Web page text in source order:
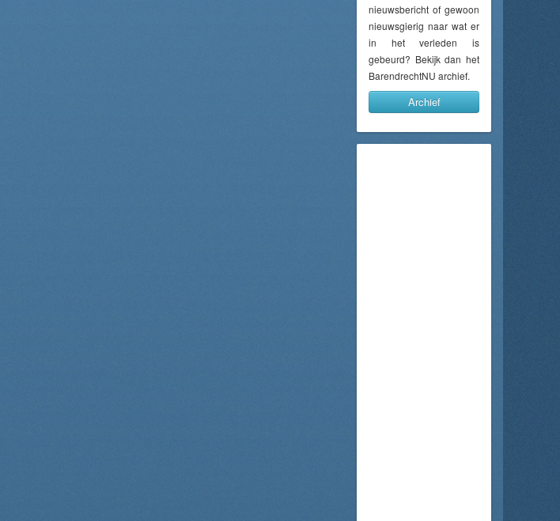
nieuwsbericht of gewoon
nieuwsgierig naar wat er
in het verleden is
gebeurd? Bekijk dan het
BarendrechtNU archief.
Archief